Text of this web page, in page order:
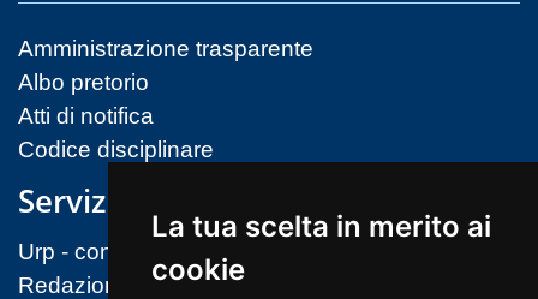
La tua scelta in merito ai
cookie
Amministrazione trasparente
Albo pretorio
Atti di notifica
Codice disciplinare
Servizi
Urp - contatti
Redazione sito